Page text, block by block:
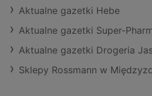
Aktualne gazetki Hebe
Aktualne gazetki Super-
Aktualne gazetki Drogeria
Sklepy Rossmann w